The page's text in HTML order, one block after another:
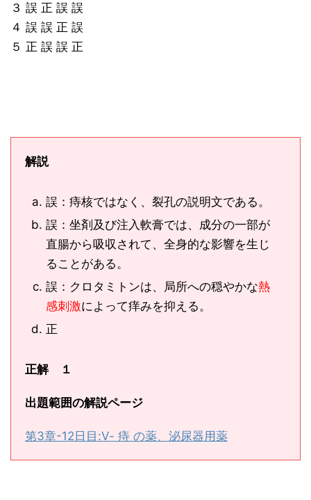
３ 誤 正 誤 誤
４ 誤 誤 正 誤
５ 正 誤 誤 正
解説
誤：痔核ではなく、裂孔の説明文である。
誤：坐剤及び注入軟膏では、成分の一部が
直腸から吸収されて、全身的な影響を生じ
ることがある。
誤：クロタミトンは、局所への穏やかな熱
感刺激によって痒みを抑える。
正
正解 １
出題範囲の解説ページ
第3章-12日目:Ⅴ- 痔 の薬、泌尿器用薬